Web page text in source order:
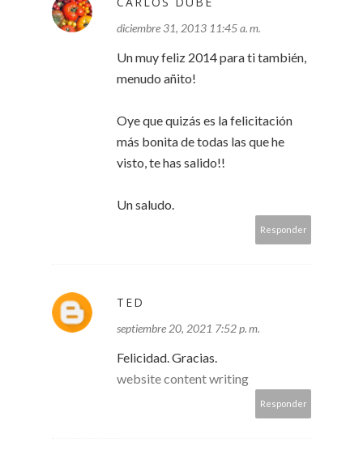
diciembre 31, 2013 11:45 a. m.
Un muy feliz 2014 para ti también,
menudo añito!
Oye que quizás es la felicitación
más bonita de todas las que he
visto, te has salido!!
Un saludo.
Responder
TED
septiembre 20, 2021 7:52 p. m.
Felicidad. Gracias.
website content writing
Responder